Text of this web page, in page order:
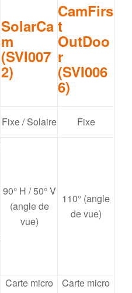
SolarCa
m
(SVI007
2)
CamFirs
t
OutDoo
r
(SVI006
6)
Fixe / Solaire Fixe
90° H / 50° V
(angle de
vue)
110° (angle
de vue)
Carte micro
Carte micro